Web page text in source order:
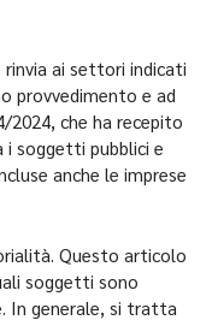
rinvia ai settori indicati
provvedimento e ad
che ha recepito
i soggetti pubblici e
anche le imprese
Questo articolo
soggetti sono
In generale, si tratta